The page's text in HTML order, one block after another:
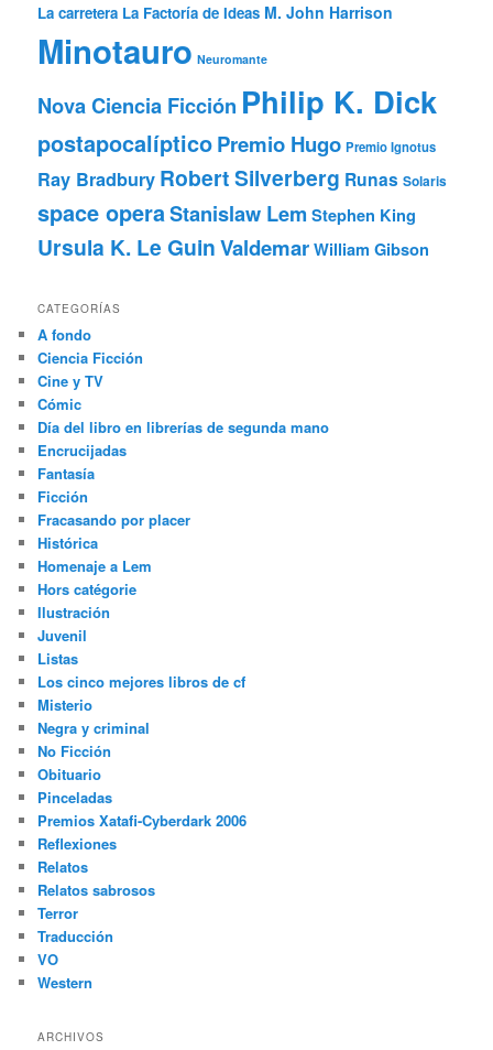
La carretera La Factoría de Ideas M. John Harrison
Minotauro Neuromante
Nova Ciencia Ficción Philip K. Dick
postapocalípticoPremio Hugo Premio Ignotus
Ray Bradbury Robert Silverberg Runas Solaris
space operaStanislaw Lem Stephen King
Ursula K. Le GuinValdemarWilliam Gibson
CATEGORÍAS
A fondo
Ciencia Ficción
Cine y TV
Cómic
Día del libro en librerías de segunda mano
Encrucijadas
Fantasía
Ficción
Fracasando por placer
Histórica
Homenaje a Lem
Hors catégorie
Ilustración
Juvenil
Listas
Los cinco mejores libros de cf
Misterio
Negra y criminal
No Ficción
Obituario
Pinceladas
Premios Xatafi-Cyberdark 2006
Reflexiones
Relatos
Relatos sabrosos
Terror
Traducción
VO
Western
ARCHIVOS